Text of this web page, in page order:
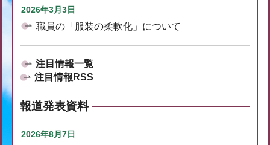
2026年3月3日
職員の「服装の柔軟化」について
注目情報一覧
注目情報RSS
報道発表資料
2026年8月7日